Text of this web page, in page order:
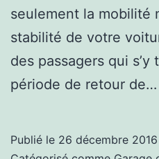
seulement la mobilité
stabilité de votre
des passagers qui
période de retour de…
Publié le 26 décembre 2016